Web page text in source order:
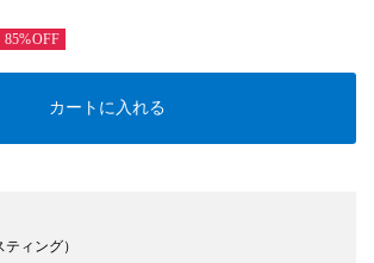
85%OFF
カートに入れる
ティング）